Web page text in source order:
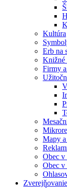
Kultúra
Erb na
Knižné
Firmy
Mapy a
Obec v
Obec v
Zverejňovanie